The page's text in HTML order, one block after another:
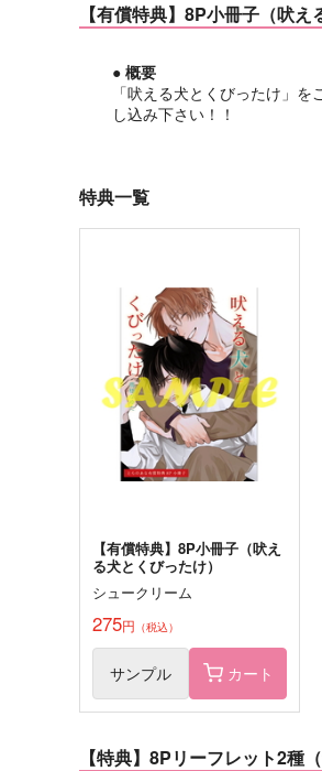
【有償特典】8P小冊子（吠え
● 概要
「吠える犬とくびったけ」
し込み下さい！！
特典一覧
【有償特典】8P小冊子（吠え
る犬とくびったけ）
シュークリーム
275円 （税込）
サンプル カート
【特典】8Pリーフレット2種